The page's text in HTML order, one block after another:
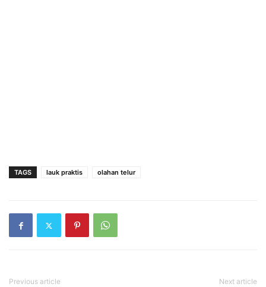
TAGS lauk praktis olahan telur
Previous article Next article